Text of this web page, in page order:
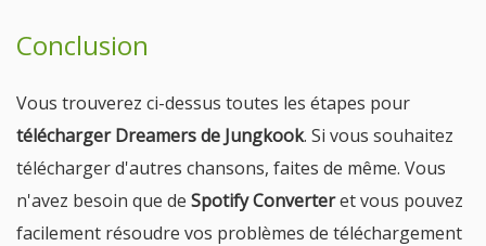
Conclusion
Vous trouverez ci-dessus toutes les étapes pour
télécharger Dreamers de Jungkook. Si vous souhaitez
télécharger d'autres chansons, faites de même. Vous
n'avez besoin que de Spotify Converteret vous pouvez
facilement résoudre vos problèmes de téléchargement